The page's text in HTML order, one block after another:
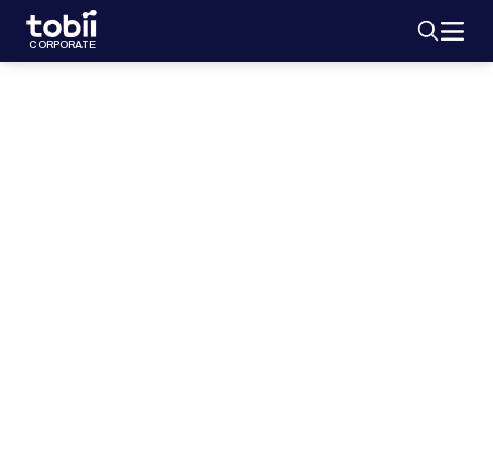
CORPORATE Sök